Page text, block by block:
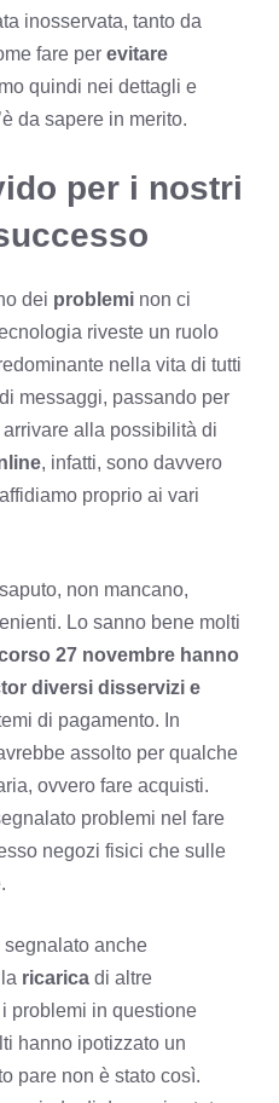
inosservata, tanto da
fare per evitare
quindi nei dettagli e
da sapere in merito.
per i nostri
dei problemi non ci
riveste un ruolo
nella vita di tutti
messaggi, passando per
arrivare alla possibilità di
, infatti, sono davvero
proprio ai vari
non mancano,
Lo sanno bene molti
27 novembre hanno
diversi disservizi e
di pagamento. In
assolto per qualche
ovvero fare acquisti.
problemi nel fare
negozi fisici che sulle
anche
ricarica di altre
problemi in questione
hanno ipotizzato un
pare non è stato così.